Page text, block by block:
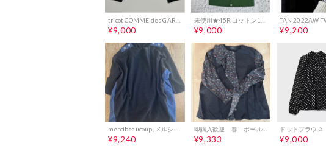
¥9,000 ¥9,000 ¥9,200
¥9,240
即購入歓迎 春 ポールスミス ブラウス 七部丈 ３８ ー本日出品終了ー
¥9,333
ドットブラウ
¥9,000